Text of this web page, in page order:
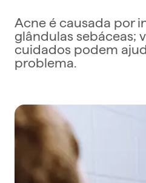
Acne é causada por
glândulas sebáceas;
cuidados podem
problema.